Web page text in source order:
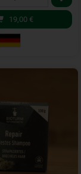
19,00 €